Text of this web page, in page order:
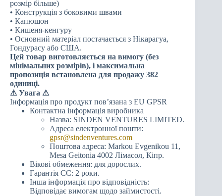
розмір більше)
• Конструкція з боковими швами
• Капюшон
• Кишеня-кенгуру
• Основний матеріал постачається з Нікарагуа,
Гондурасу або США.
Цей товар виготовляється на вимогу (без
мінімальних розмірів), і максимальна
пропозиція встановлена для продажу 382
одиниці.
⚠ Увага ⚠
Інформація про продукт пов’язана з EU GPSR
Контактна інформація виробника
Назва: SINDEN VENTURES LIMITED.
Адреса електронної пошти:
gpsr@sindenventures.com
Поштова адреса: Markou Evgenikou 11,
Mesa Geitonia 4002 Лімасол, Кіпр.
Вікові обмеження: для дорослих.
Гарантія ЄС: 2 роки.
Інша інформація про відповідність:
Відповідає вимогам щодо займистості.